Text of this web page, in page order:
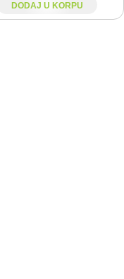
DODAJ U KORPU